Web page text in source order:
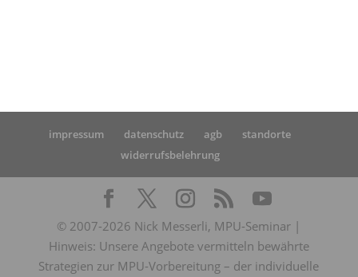
impressum datenschutz agb
standorte
widerrufsbelehrung
© 2007-2026 Nick Messerli, MPU-Seminar |
Hinweis: Unsere Angebote vermitteln bewährte
Strategien zur MPU-Vorbereitung – der individuelle